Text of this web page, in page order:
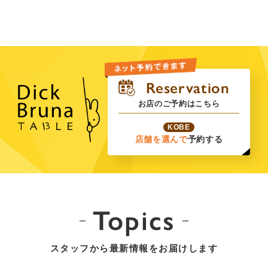
お店のご予約はこちら
KOBE
店舗を選んで予約する
Topics
スタッフから最新情報をお届けします